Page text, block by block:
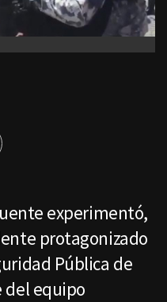
experimentó,
protagonizado
Pública de
del equipo